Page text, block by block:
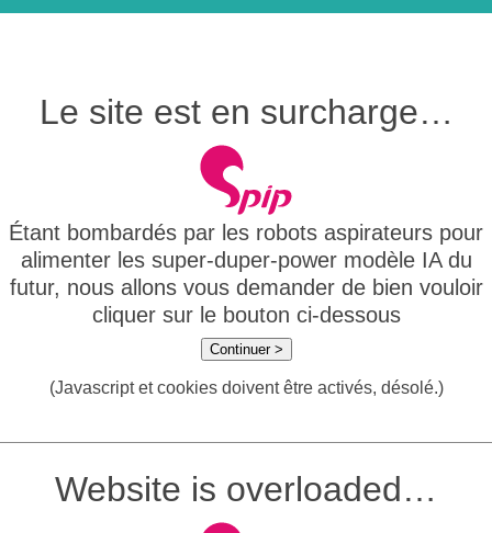
Le site est en surcharge…
Étant bombardés par les robots aspirateurs pour
alimenter les super-duper-power modèle IA du
futur, nous allons vous demander de bien vouloir
cliquer sur le bouton ci-dessous
Continuer >
(Javascript et cookies doivent être activés, désolé.)
Website is overloaded…